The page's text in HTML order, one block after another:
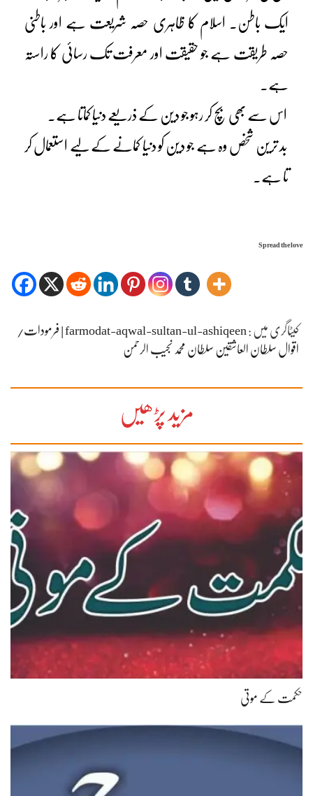
ایک باطن۔ اسلام کا ظاہری حصہ شریعت ہے اور باطنی
حصہ طریقت ہے جو حقیقت اور معرفت تک رسائی کا راستہ
ہے۔
اس سے بھی بچ کر رہو جو دین کے ذریعے دنیا کماتا ہے۔
بد ترین شخص وہ ہے جو دین کو دنیا کمانے کے لیے استعمال کر
تا ہے۔
Spread the love
کیٹاگری میں :
farmodat-aqwal-sultan-ul-ashiqeen | فرمودات/
اقوال سلطان العاشقین سلطان محمد نجیب الرحمن
مزید پڑھیں
حکمت کے موتی